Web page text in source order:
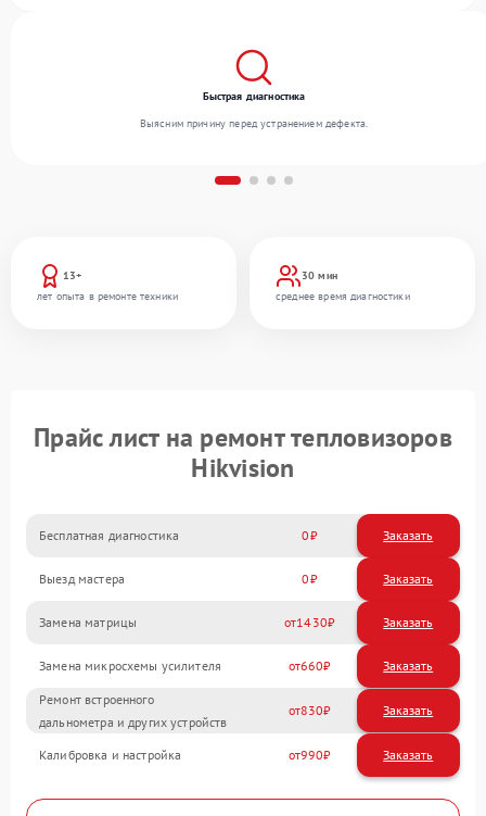
13+
лет опыта в ремонте техники
30 мин
среднее время диагностики
Быстрая диагностика
Выясним причину перед устранением дефекта.
Прайс лист на ремонт тепловизоров
Hikvision
Бесплатная диагностика 0 Заказать
Выезд мастера 0 Заказать
Замена матрицы 1430
Замена микросхемы усилителя 660
Ремонт встроенного
дальнометра и других устройств
830
Калибровка и настройка 990